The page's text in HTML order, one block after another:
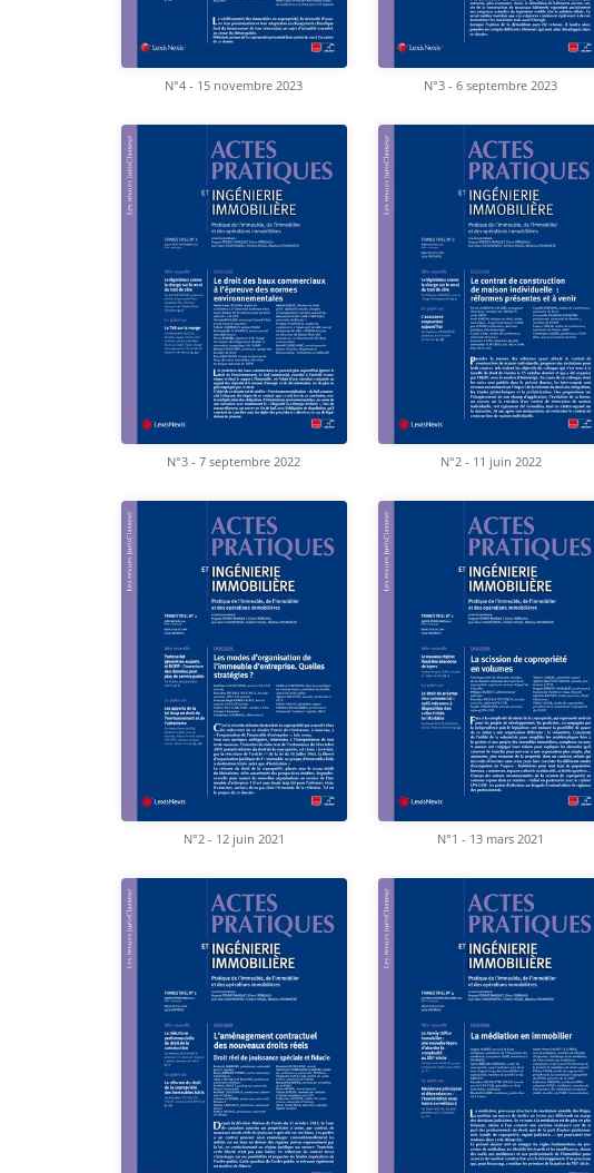
N°4 - 15 novembre 2023 N°3 - 6 septembre 2023
N°3 - 7 septembre 2022 N°2 - 11 juin 2022
N°2 - 12 juin 2021 N°1 - 13 mars 2021